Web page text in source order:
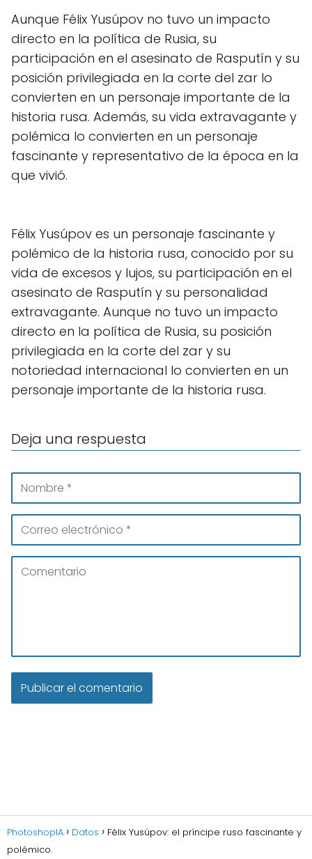
Aunque Félix Yusúpov no tuvo un impacto
directo en la política de Rusia, su
participación en el asesinato de Rasputín y su
posición privilegiada en la corte del zar lo
convierten en un personaje importante de la
historia rusa. Además, su vida extravagante y
polémica lo convierten en un personaje
fascinante y representativo de la época en la
que vivió.
Félix Yusúpov es un personaje fascinante y
polémico de la historia rusa, conocido por su
vida de excesos y lujos, su participación en el
asesinato de Rasputín y su personalidad
extravagante. Aunque no tuvo un impacto
directo en la política de Rusia, su posición
privilegiada en la corte del zar y su
notoriedad internacional lo convierten en un
personaje importante de la historia rusa.
Deja una respuesta
PhotoshopIA Datos
Félix Yusúpov: el príncipe ruso fascinante y
polémico.